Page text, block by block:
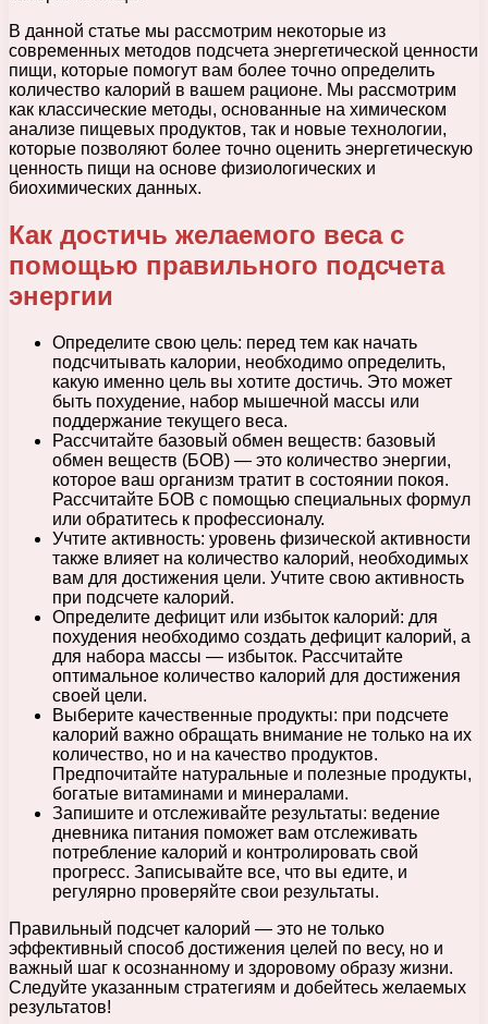
В данной статье мы рассмотрим некоторые из
современных методов подсчета энергетической ценности
пищи, которые помогут вам более точно определить
количество калорий в вашем рационе. Мы рассмотрим
как классические методы, основанные на химическом
анализе пищевых продуктов, так и новые технологии,
которые позволяют более точно оценить энергетическую
ценность пищи на основе физиологических и
биохимических данных.
Как достичь желаемого веса с
помощью правильного подсчета
энергии
Определите свою цель: перед тем как начать
подсчитывать калории, необходимо определить,
какую именно цель вы хотите достичь. Это может
быть похудение, набор мышечной массы или
поддержание текущего веса.
Рассчитайте базовый обмен веществ: базовый
обмен веществ (БОВ) — это количество энергии,
которое ваш организм тратит в состоянии покоя.
Рассчитайте БОВ с помощью специальных формул
или обратитесь к профессионалу.
Учтите активность: уровень физической активности
также влияет на количество калорий, необходимых
вам для достижения цели. Учтите свою активность
при подсчете калорий.
Определите дефицит или избыток калорий: для
похудения необходимо создать дефицит калорий, а
для набора массы — избыток. Рассчитайте
оптимальное количество калорий для достижения
своей цели.
Выберите качественные продукты: при подсчете
калорий важно обращать внимание не только на их
количество, но и на качество продуктов.
Предпочитайте натуральные и полезные продукты,
богатые витаминами и минералами.
Запишите и отслеживайте результаты: ведение
дневника питания поможет вам отслеживать
потребление калорий и контролировать свой
прогресс. Записывайте все, что вы едите, и
регулярно проверяйте свои результаты.
Правильный подсчет калорий — это не только
эффективный способ достижения целей по весу, но и
важный шаг к осознанному и здоровому образу жизни.
Следуйте указанным стратегиям и добейтесь желаемых
результатов!